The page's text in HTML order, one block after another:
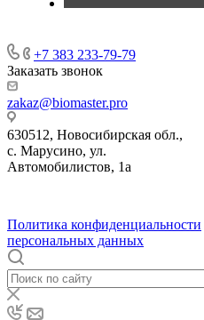
+7 383 233-79-79
Заказать звонок
zakaz@biomaster.pro
630512, Новосибирская обл.,
с. Марусино, ул.
Автомобилистов, 1а
Политика конфиденциальности
персональных данных